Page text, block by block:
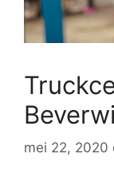
mei 22, 2020